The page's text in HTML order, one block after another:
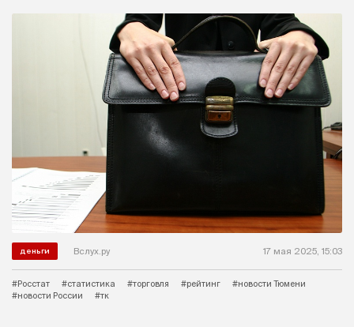
деньги Вслух.ру 17 мая 2025, 15:03
#Росстат #статистика #торговля #рейтинг
#новости Тюмени
#новости России
#тк